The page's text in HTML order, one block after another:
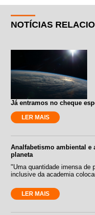
NOTÍCIAS
Já entramos no cheque
LER MAIS
Analfabetismo ambiental e
planeta
"Uma quantidade imensa de
inclusive da academia
LER MAIS